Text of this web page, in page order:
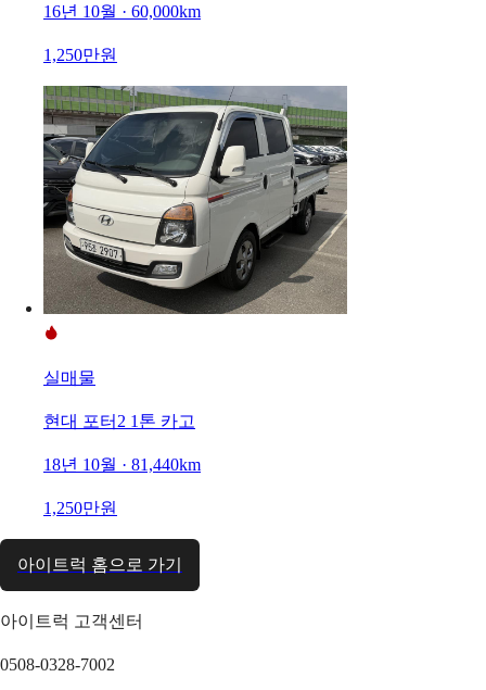
16년 10월 · 60,000km
1,250만원
실매물
현대 포터2 1톤 카고
18년 10월 · 81,440km
1,250만원
아이트럭 홈으로 가기
아이트럭 고객센터
0508-0328-7002